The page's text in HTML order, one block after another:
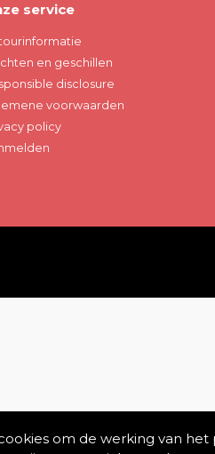
service
en geschillen
disclosure
voorwaarden
policy
om de werking van